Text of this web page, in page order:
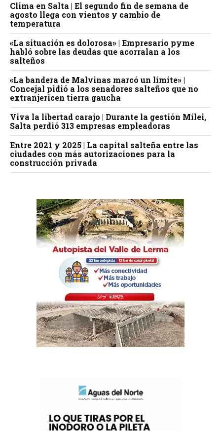
Clima en Salta | El segundo fin de semana de
agosto llega con vientos y cambio de
temperatura
«La situación es dolorosa» | Empresario pyme
habló sobre las deudas que acorralan a los
salteños
«La bandera de Malvinas marcó un límite» |
Concejal pidió a los senadores salteños que no
extranjericen tierra gaucha
Viva la libertad carajo | Durante la gestión Milei,
Salta perdió 313 empresas empleadoras
Entre 2021 y 2025 | La capital salteña entre las
ciudades con más autorizaciones para la
construcción privada